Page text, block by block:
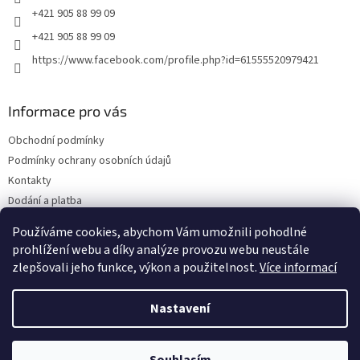
Používáme cookies, abychom Vám umožnili pohodlné
prohlížení webu a díky analýze provozu webu neustále
zlepšovali jeho funkce, výkon a použitelnost.Více informací
Nastavení
+421 905 88 99 09
+421 905 88 99 09
https://www.facebook.com/profile.php?id=61555520979421
Informace pro vás
Obchodní podmínky
Podmínky ochrany osobních údajů
Kontakty
Dodání a platba
Hodnocení obchodu
Vytvořil Shoptet